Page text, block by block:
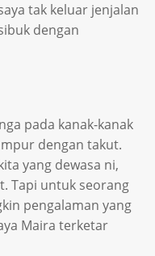
tak keluar jenjalan
dengan
pada kanak-kanak
dengan takut.
yang dewasa ni,
Tapi untuk seorang
pengalaman yang
Maira terketar